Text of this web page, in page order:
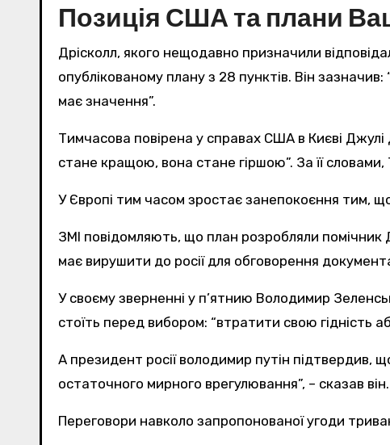
Позиція США та плани
Дрісколл, якого нещодавно призначили
опублікованому плану з 28 пунктів. Він
має значення”.
Тимчасова повірена у справах США в Києві
стане кращою, вона стане гіршою”. За її
У Європі тим часом зростає занепокоєння тим,
ЗМІ повідомляють, що план розробляли
має вирушити до росії для обговорення
У своєму зверненні у п’ятнию Володимир
стоїть перед вибором: “втратити свою гідність
А президент росії володимир путін
остаточного мирного врегулювання”, – сказав він.
Переговори навколо запропонованої угоди